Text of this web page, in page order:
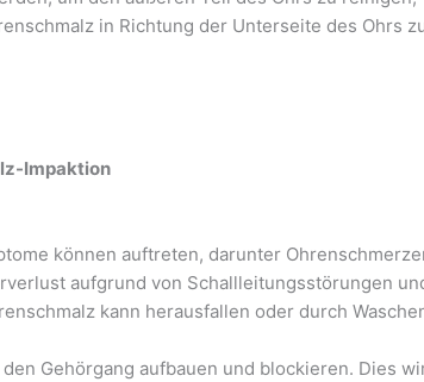
in Richtung der Unterseite des Ohrs
Impaktion
können auftreten, darunter
aufgrund von Schallleitungsstörungen
kann herausfallen oder durch
den Gehörgang aufbauen und blockieren. Dies